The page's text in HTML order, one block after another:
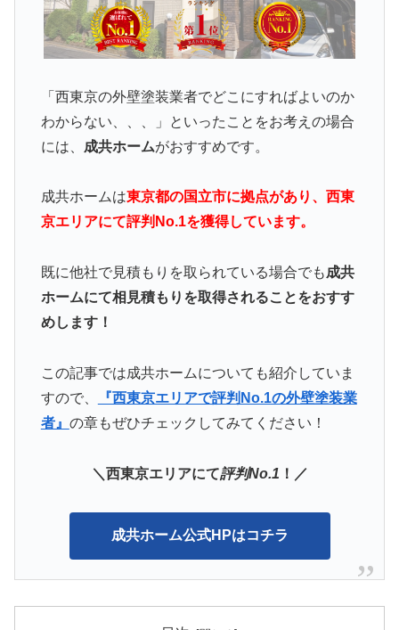
「西東京の外壁塗装業者でどこにすればよいのか
わからない、、、」といったことをお考えの場合
には、 成共ホームがおすすめです。
成共ホームは東京都の国立市に拠点があり、西東
京エリアにて評判No.1を獲得しています。
既に他社で見積もりを取られている場合でも成共
ホームにて相見積もりを取得されることをおすす
めします！
この記事では成共ホームについても紹介していま
すので、
『西東京エリアで評判No.1の外壁塗装業
者』 の章もぜひチェックしてみてください！
＼西東京エリアにて評判No.1 ！／
成共ホーム公式HPはコチラ